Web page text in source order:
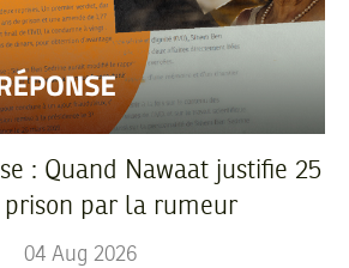
: Quand Nawaat justifie 25
prison par la rumeur
04 Aug 2026